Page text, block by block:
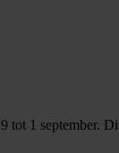
tot 1 september.